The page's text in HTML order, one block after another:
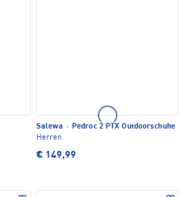
Salewa · Pedroc 2 PTX Outdoorschuhe
Herren
€ 149,99